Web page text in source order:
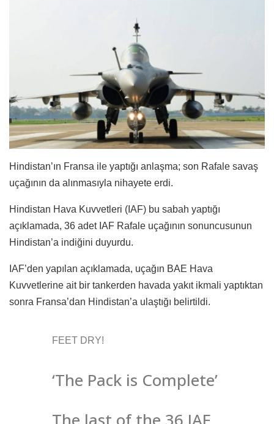
Hindistan’ın Fransa ile yaptığı anlaşma; son Rafale savaş
uçağının da alınmasıyla nihayete erdi.
Hindistan Hava Kuvvetleri (IAF) bu sabah yaptığı
açıklamada, 36 adet IAF Rafale uçağının sonuncusunun
Hindistan’a indiğini duyurdu.
IAF’den yapılan açıklamada, uçağın BAE Hava
Kuvvetlerine ait bir tankerden havada yakıt ikmali yaptıktan
sonra Fransa’dan Hindistan’a ulaştığı belirtildi.
FEET DRY!
‘The Pack is Complete’
The last of the 36 IAF